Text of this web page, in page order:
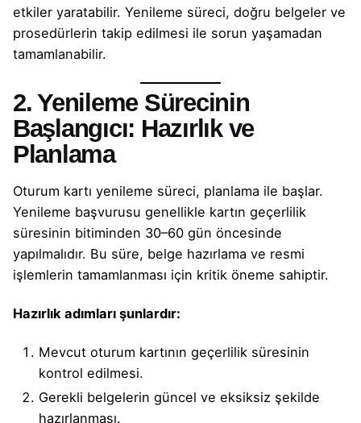
etkiler yaratabilir. Yenileme süreci, doğru belgeler ve
prosedürlerin takip edilmesi ile sorun yaşamadan
tamamlanabilir.
2. Yenileme Sürecinin
Başlangıcı: Hazırlık ve
Planlama
Oturum kartı yenileme süreci, planlama ile başlar.
Yenileme başvurusu genellikle kartın geçerlilik
süresinin bitiminden 30–60 gün öncesinde
yapılmalıdır. Bu süre, belge hazırlama ve resmi
işlemlerin tamamlanması için kritik öneme sahiptir.
Hazırlık adımları şunlardır:
Mevcut oturum kartının geçerlilik süresinin
kontrol edilmesi.
Gerekli belgelerin güncel ve eksiksiz şekilde
hazırlanması.